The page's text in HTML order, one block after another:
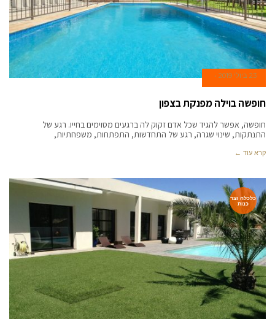
23 ביולי 2019
חופשה בוילה מפנקת בצפון
חופשה, אפשר להגיד שכל אדם זקוק לה ברגעים מסוימים בחייו. רגע של
התנתקות, שינוי שגרה, רגע של התחדשות, התפתחות, משפחתיות,
קרא עוד ←
כלכלה וצר
כנות